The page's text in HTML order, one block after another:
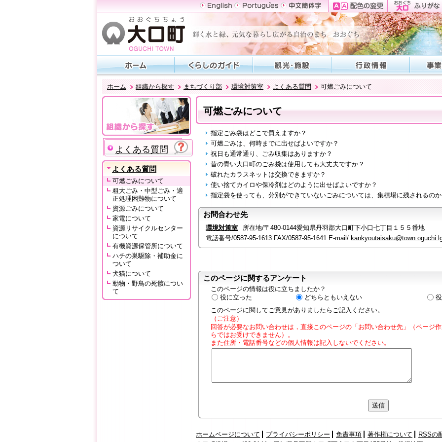
ホーム 組織から探す まちづくり部 環境対策室 よくある質問 可燃ごみについて
よくある質問
よくある質問
可燃ごみについて
粗大ごみ・中型ごみ・適
正処理困難物について
資源ごみについて
家電について
資源リサイクルセンター
について
有機資源保管所について
ハチの巣駆除・補助金に
ついて
犬猫について
動物・野鳥の死骸につい
て
可燃ごみについて
指定ごみ袋はどこで買えますか？
可燃ごみは、何時までに出せばよいですか？
祝日も通常通り、ごみ収集はありますか？
昔の青い大口町のごみ袋は使用しても大丈夫ですか？
破れたカラスネットは交換できますか？
使い捨てカイロや保冷剤はどのように出せばよいですか？
指定袋を使っても、分別ができていないごみについては、集積場に残されるの
お問合わせ先
環境対策室
所在地/〒480-0144愛知県丹羽郡大口町下小口七丁目１５５番地
電話番号/0587-95-1613 FAX/0587-95-1641 E-mail/
このページに関するアンケート
このページの情報は役に立ちましたか？
役に立った
どちらともいえない
このページに関してご意見がありましたらご記入ください。
（ご注意）
回答が必要なお問い合わせは，直接このページの「お問い合わせ先」（ページ
らではお受けできません）。
また住所・電話番号などの個人情報は記入しないでください。
ホームページについて プライバシーポリシー 免責事項 著作権について
RSSの